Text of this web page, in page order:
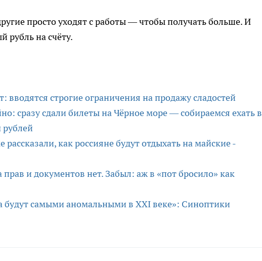
просто уходят с работы — чтобы получать больше. И
рубль на счёту.
вводятся строгие ограничения на продажу сладостей
сразу сдали билеты на Чёрное море — собираемся ехать в
рублей
как россияне будут отдыхать на майские -
и документов нет. Забыл: аж в «пот бросило» как
будут самыми аномальными в XXI веке»: Синоптики